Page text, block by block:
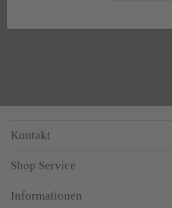
Kontakt
Shop Service
Informationen